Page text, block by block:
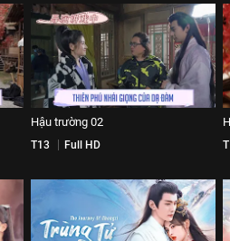
Hậu trường 02
T13 Full HD